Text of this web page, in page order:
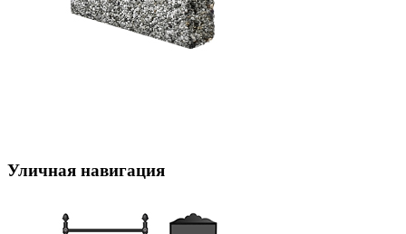
Уличная навигация